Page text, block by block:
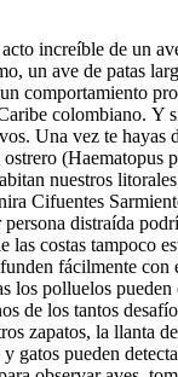
increíble de un
un ave de patas
comportamiento
colombiano. Y
Una vez te hayas
(Haematopus
nuestros
Cifuentes
distraída
costas tampoco
fácilmente
los polluelos
de los tantos
zapatos, la llanta
gatos pueden